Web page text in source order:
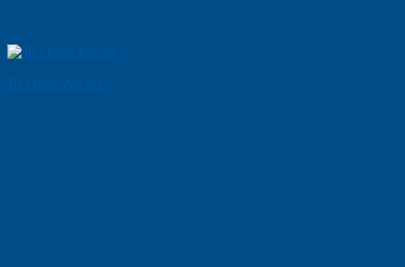
Tủ Quần Áo 30